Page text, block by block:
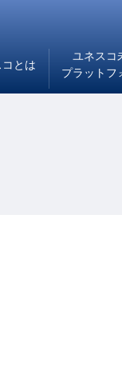
とは
ユネスコ
プラットフ